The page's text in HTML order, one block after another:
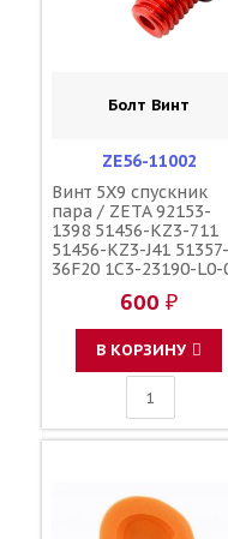
Болт Винт
ZE56-11002
Винт 5X9 спускник
пара / ZETA 92153-
1398 51456-KZ3-711
51456-KZ3-J41 51357-
36F20 1C3-23190-L0-
110090000601
110090000501
F45300001
600 ₽
В КОРЗИНУ